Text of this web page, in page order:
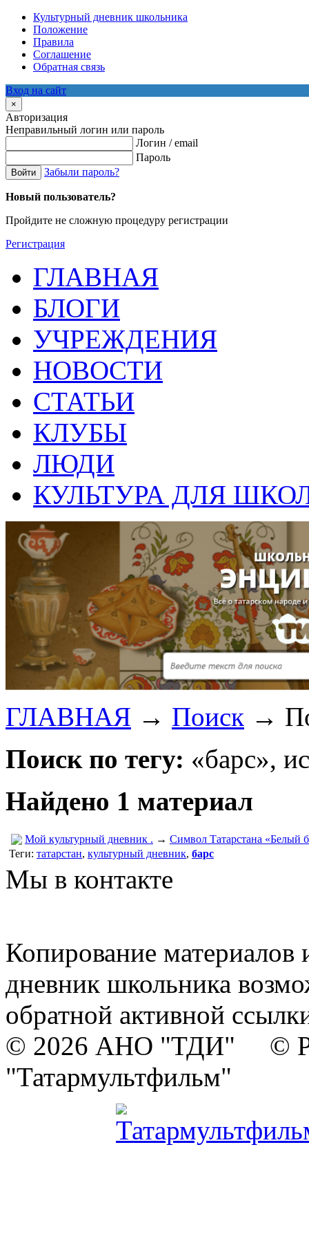
Культурный дневник школьника
Положение
Правила
Соглашение
Обратная связь
Вход на сайт
×
Авторизация
Неправильный логин или пароль
Логин / email
Пароль
Войти Забыли пароль?
Новый пользователь?
Пройдите не сложную процедуру регистрации
Регистрация
ГЛАВНАЯ
БЛОГИ
УЧРЕЖДЕНИЯ
НОВОСТИ
СТАТЬИ
КЛУБЫ
ЛЮДИ
КУЛЬТУРА ДЛЯ
ГЛАВНАЯ → Поиск →
Поиск по тегу: «барс»,
Найдено 1 материал
Мой культурный дневник . → Символ Татарстана «Белый
Теги: татарстан, культурный дневник, барс
Мы в контакте
Копирование материалов
дневник школьника
обратной активной
© 2026 АНО "ТДИ" ©
"Татармультфильм"